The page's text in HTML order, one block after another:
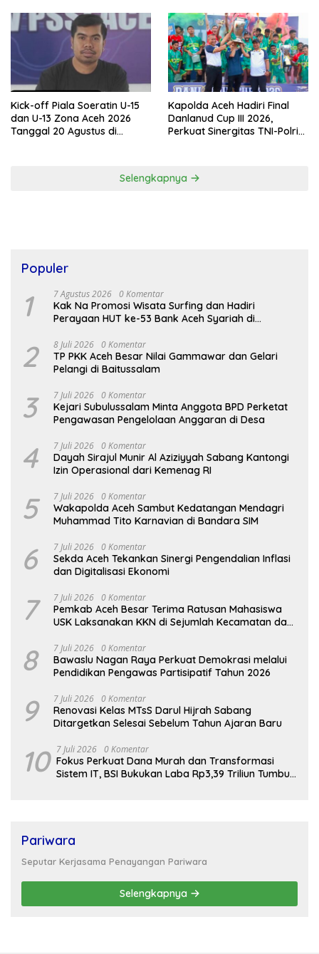
Kick-off Piala Soeratin U-15
dan U-13 Zona Aceh 2026
Tanggal 20 Agustus di
Kapolda Aceh Hadiri Final
Danlanud Cup III 2026,
Perkuat Sinergitas TNI-Polri
Selengkapnya
Populer
1 7 Agustus 2026 0 Komentar
Kak Na Promosi Wisata Surfing dan Hadiri
Perayaan HUT ke-53 Bank Aceh Syariah di
2 8 Juli 2026 0 Komentar
TP PKK Aceh Besar Nilai Gammawar dan Gelari
Pelangi di Baitussalam
3 7 Juli 2026 0 Komentar
Kejari Subulussalam Minta Anggota BPD Perketat
Pengawasan Pengelolaan Anggaran di Desa
4 7 Juli 2026 0 Komentar
Dayah Sirajul Munir Al Aziziyyah Sabang Kantongi
Izin Operasional dari Kemenag RI
5 7 Juli 2026 0 Komentar
Wakapolda Aceh Sambut Kedatangan Mendagri
Muhammad Tito Karnavian di Bandara SIM
6 7 Juli 2026 0 Komentar
Sekda Aceh Tekankan Sinergi Pengendalian Inflasi
dan Digitalisasi Ekonomi
7 7 Juli 2026 0 Komentar
Pemkab Aceh Besar Terima Ratusan Mahasiswa
USK Laksanakan KKN di Sejumlah Kecamatan dan
8 7 Juli 2026 0 Komentar
Bawaslu Nagan Raya Perkuat Demokrasi melalui
Pendidikan Pengawas Partisipatif Tahun 2026
9 7 Juli 2026 0 Komentar
Renovasi Kelas MTsS Darul Hijrah Sabang
Ditargetkan Selesai Sebelum Tahun Ajaran Baru
10 7 Juli 2026 0 Komentar
Fokus Perkuat Dana Murah dan Transformasi
Sistem IT, BSI Bukukan Laba Rp3,39 Triliun Tumbuh
Pariwara
Seputar Kerjasama Penayangan Pariwara
Selengkapnya